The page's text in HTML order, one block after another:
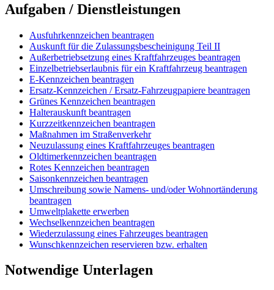
Aufgaben / Dienstleistungen
Ausfuhrkennzeichen beantragen
Auskunft für die Zulassungsbescheinigung Teil II
Außerbetriebsetzung eines Kraftfahrzeuges beantragen
Einzelbetriebserlaubnis für ein Kraftfahrzeug beantragen
E-Kennzeichen beantragen
Ersatz-Kennzeichen / Ersatz-Fahrzeugpapiere beantragen
Grünes Kennzeichen beantragen
Halterauskunft beantragen
Kurzzeitkennzeichen beantragen
Maßnahmen im Straßenverkehr
Neuzulassung eines Kraftfahrzeuges beantragen
Oldtimerkennzeichen beantragen
Rotes Kennzeichen beantragen
Saisonkennzeichen beantragen
Umschreibung sowie Namens- und/oder Wohnortänderung
beantragen
Umweltplakette erwerben
Wechselkennzeichen beantragen
Wiederzulassung eines Fahrzeuges beantragen
Wunschkennzeichen reservieren bzw. erhalten
Notwendige Unterlagen